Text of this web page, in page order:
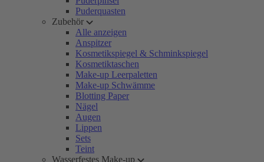
Puderquasten
Zubehör
Alle anzeigen
Anspitzer
Kosmetikspiegel & Schminkspiegel
Kosmetiktaschen
Make-up Leerpaletten
Make-up Schwämme
Blotting Paper
Nägel
Augen
Lippen
Sets
Teint
Wasserfestes Make-up